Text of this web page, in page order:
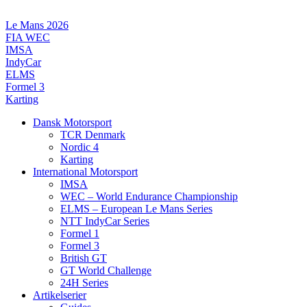
til
indhold
Le Mans 2026
FIA WEC
IMSA
IndyCar
ELMS
Formel 3
Karting
Dansk Motorsport
TCR Denmark
Nordic 4
Karting
International Motorsport
IMSA
WEC – World Endurance Championship
ELMS – European Le Mans Series
NTT IndyCar Series
Formel 1
Formel 3
British GT
GT World Challenge
24H Series
Artikelserier